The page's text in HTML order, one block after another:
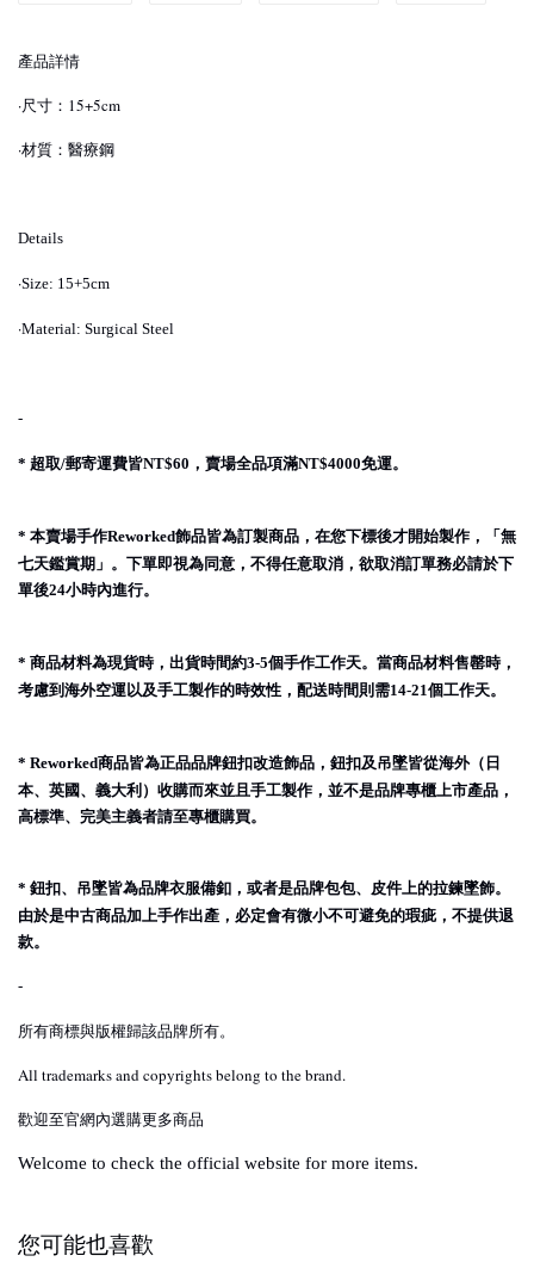
產品詳情
·尺寸：15+5cm
·材質：醫療鋼
Details
·Size: 15+5cm
·Material: Surgical Steel
-
* 超取/郵寄運費皆NT$60 ，賣場全品項滿NT$4000免運。
* 本賣場手作Reworked飾品皆為訂製商品，在您下標後才開始製作，「無
七天鑑賞期」。下單即視為同意，不得任意取消，欲取消訂單務必請於下
單後24小時內進行。
* 商品材料為現貨時，出貨時間約3-5個手作工作天。當商品材料售罄時，
考慮到海外空運以及手工製作的時效性，配送時間則需14-21個工作天。
* Reworked商品皆為正品品牌鈕扣改造飾品，鈕扣及吊墜皆從海外（日
本、英國、義大利）收購而來並且手工製作，並不是品牌專櫃上市產品，
高標準、完美主義者請至專櫃購買。
* 鈕扣、吊墜皆為品牌衣服備釦，或者是品牌包包、皮件上的拉鍊墜飾。
由於是中古商品加上手作出產，必定會有微小不可避免的瑕疵，不提供退
款。
-
所有商標與版權歸該品牌所有。
All trademarks and copyrights belong to the brand.
歡迎至官網內選購更多商品
Welcome to check the official website for more items.
您可能也喜歡